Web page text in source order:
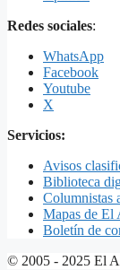
Redes sociales:
WhatsApp
Facebook
Youtube
X
Servicios:
Avisos
Biblioteca
Columnistas
Mapas de El
Boletín de
© 2005 - 2025 El